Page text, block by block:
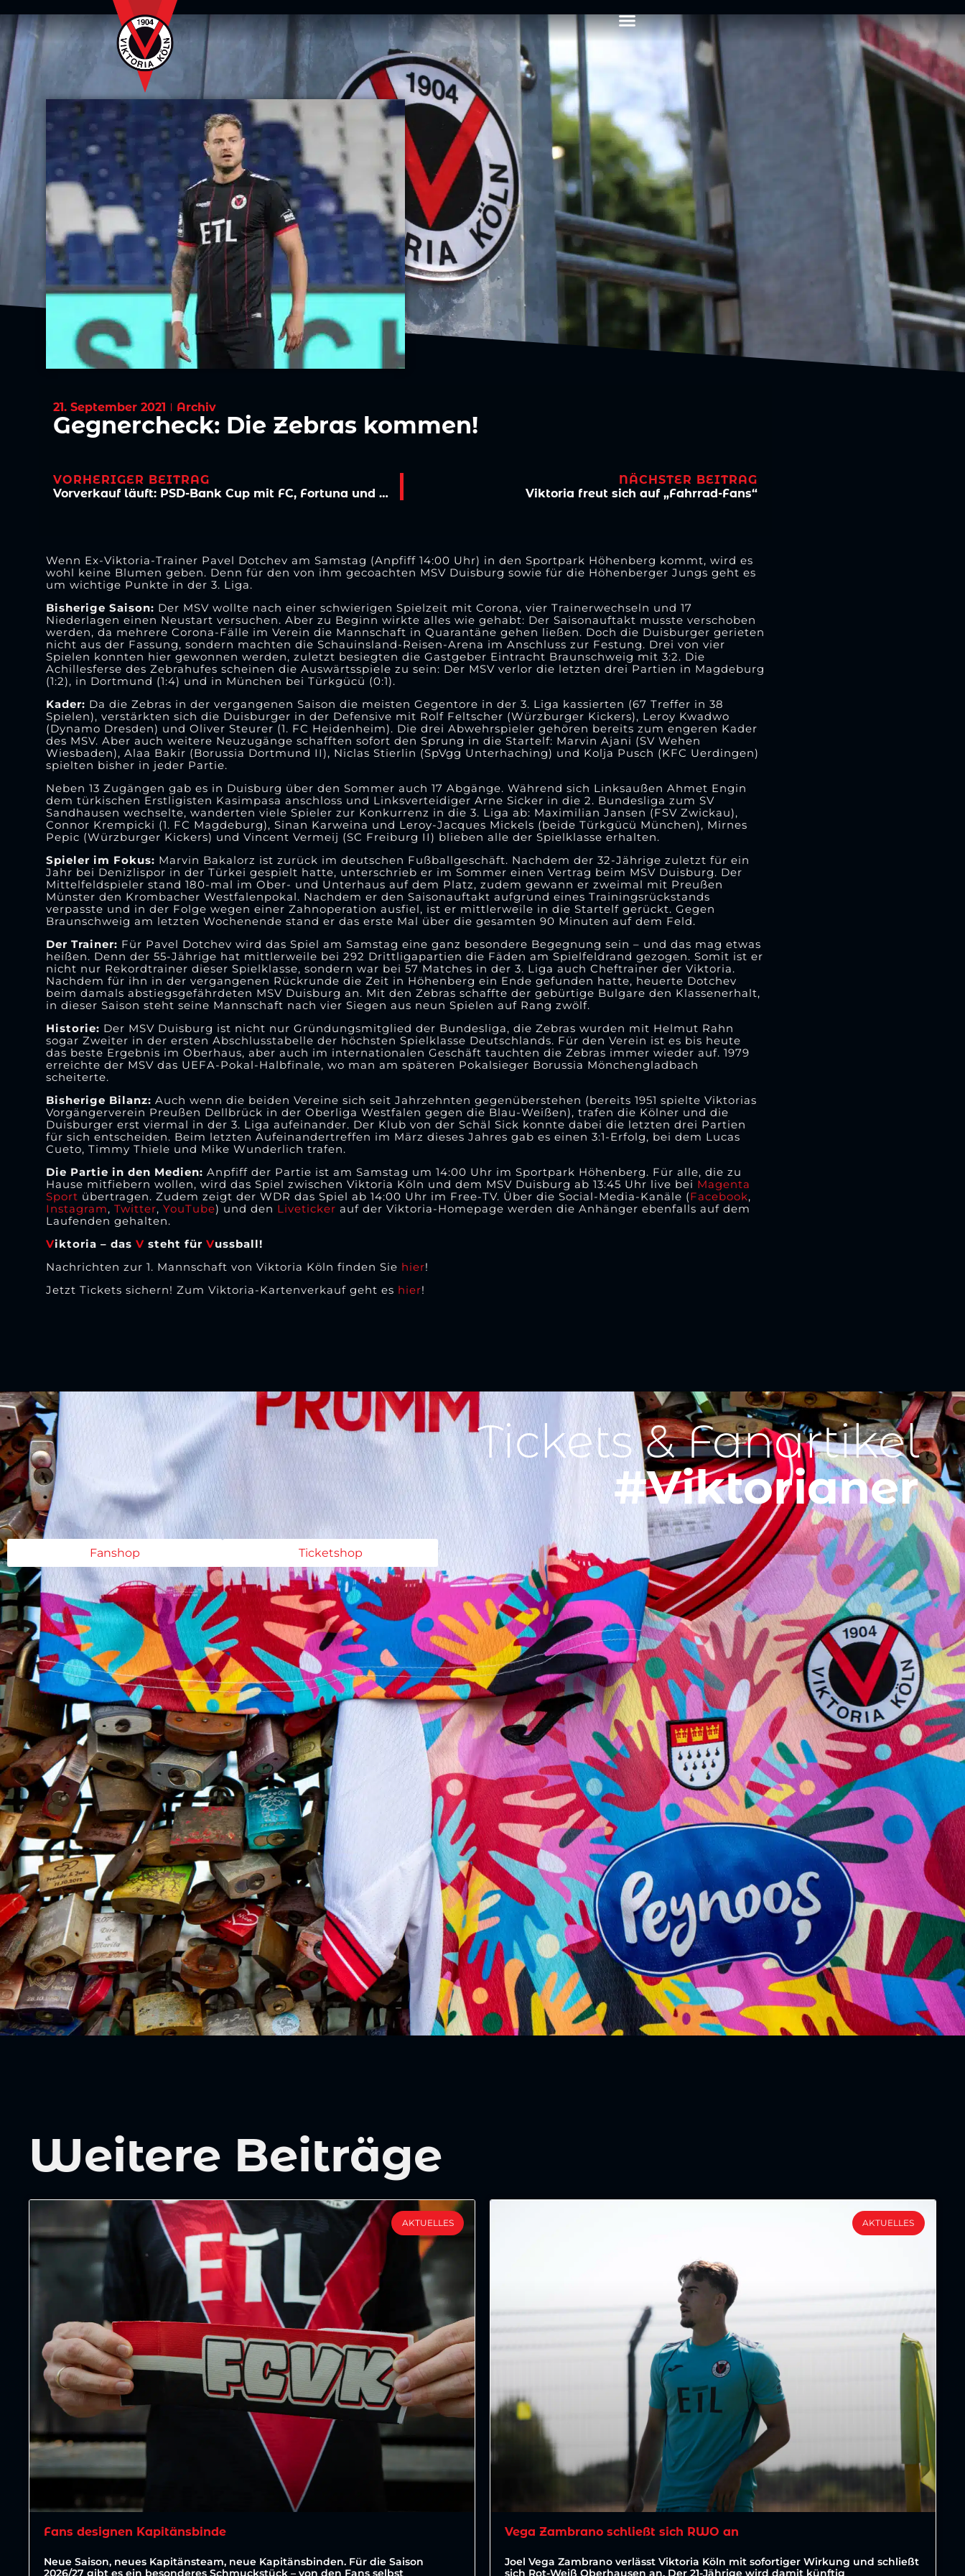
21. September 2021 Archiv
Gegnercheck: Die Zebras kommen!
VORHERIGER BEITRAG
Vorverkauf läuft: PSD-Bank Cup mit FC, Fortuna und Viktoria
NÄCHSTER BEITRAG
Viktoria freut sich auf „Fahrrad-Fans“
Wenn Ex-Viktoria-Trainer Pavel Dotchev am Samstag (Anpfiff 14:00 Uhr) in den Sportpark Höhenberg kommt, wird es
wohl keine Blumen geben. Denn für den von ihm gecoachten MSV Duisburg sowie für die Höhenberger Jungs geht es
um wichtige Punkte in der 3. Liga.
Bisherige Saison: Der MSV wollte nach einer schwierigen Spielzeit mit Corona, vier Trainerwechseln und 17
Niederlagen einen Neustart versuchen. Aber zu Beginn wirkte alles wie gehabt: Der Saisonauftakt musste verschoben
werden, da mehrere Corona-Fälle im Verein die Mannschaft in Quarantäne gehen ließen. Doch die Duisburger gerieten
nicht aus der Fassung, sondern machten die Schauinsland-Reisen-Arena im Anschluss zur Festung. Drei von vier
Spielen konnten hier gewonnen werden, zuletzt besiegten die Gastgeber Eintracht Braunschweig mit 3:2. Die
Achillesferse des Zebrahufes scheinen die Auswärtsspiele zu sein: Der MSV verlor die letzten drei Partien in Magdeburg
(1:2), in Dortmund (1:4) und in München bei Türkgücü (0:1).
Kader: Da die Zebras in der vergangenen Saison die meisten Gegentore in der 3. Liga kassierten (67 Treffer in 38
Spielen), verstärkten sich die Duisburger in der Defensive mit Rolf Feltscher (Würzburger Kickers), Leroy Kwadwo
(Dynamo Dresden) und Oliver Steurer (1. FC Heidenheim). Die drei Abwehrspieler gehören bereits zum engeren Kader
des MSV. Aber auch weitere Neuzugänge schafften sofort den Sprung in die Startelf: Marvin Ajani (SV Wehen
Wiesbaden), Alaa Bakir (Borussia Dortmund II), Niclas Stierlin (SpVgg Unterhaching) und Kolja Pusch (KFC Uerdingen)
spielten bisher in jeder Partie.
Neben 13 Zugängen gab es in Duisburg über den Sommer auch 17 Abgänge. Während sich Linksaußen Ahmet Engin
dem türkischen Erstligisten Kasimpasa anschloss und Linksverteidiger Arne Sicker in die 2. Bundesliga zum SV
Sandhausen wechselte, wanderten viele Spieler zur Konkurrenz in die 3. Liga ab: Maximilian Jansen (FSV Zwickau),
Connor Krempicki (1. FC Magdeburg), Sinan Karweina und Leroy-Jacques Mickels (beide Türkgücü München), Mirnes
Pepic (Würzburger Kickers) und Vincent Vermeij (SC Freiburg II) blieben alle der Spielklasse erhalten.
Spieler im Fokus: Marvin Bakalorz ist zurück im deutschen Fußballgeschäft. Nachdem der 32-Jährige zuletzt für ein
Jahr bei Denizlispor in der Türkei gespielt hatte, unterschrieb er im Sommer einen Vertrag beim MSV Duisburg. Der
Mittelfeldspieler stand 180-mal im Ober- und Unterhaus auf dem Platz, zudem gewann er zweimal mit Preußen
Münster den Krombacher Westfalenpokal. Nachdem er den Saisonauftakt aufgrund eines Trainingsrückstands
verpasste und in der Folge wegen einer Zahnoperation ausfiel, ist er mittlerweile in die Startelf gerückt. Gegen
Braunschweig am letzten Wochenende stand er das erste Mal über die gesamten 90 Minuten auf dem Feld.
Der Trainer: Für Pavel Dotchev wird das Spiel am Samstag eine ganz besondere Begegnung sein – und das mag etwas
heißen. Denn der 55-Jährige hat mittlerweile bei 292 Drittligapartien die Fäden am Spielfeldrand gezogen. Somit ist er
nicht nur Rekordtrainer dieser Spielklasse, sondern war bei 57 Matches in der 3. Liga auch Cheftrainer der Viktoria.
Nachdem für ihn in der vergangenen Rückrunde die Zeit in Höhenberg ein Ende gefunden hatte, heuerte Dotchev
beim damals abstiegsgefährdeten MSV Duisburg an. Mit den Zebras schaffte der gebürtige Bulgare den Klassenerhalt,
in dieser Saison steht seine Mannschaft nach vier Siegen aus neun Spielen auf Rang zwölf.
Historie: Der MSV Duisburg ist nicht nur Gründungsmitglied der Bundesliga, die Zebras wurden mit Helmut Rahn
sogar Zweiter in der ersten Abschlusstabelle der höchsten Spielklasse Deutschlands. Für den Verein ist es bis heute
das beste Ergebnis im Oberhaus, aber auch im internationalen Geschäft tauchten die Zebras immer wieder auf. 1979
erreichte der MSV das UEFA-Pokal-Halbfinale, wo man am späteren Pokalsieger Borussia Mönchengladbach
scheiterte.
Bisherige Bilanz: Auch wenn die beiden Vereine sich seit Jahrzehnten gegenüberstehen (bereits 1951 spielte Viktorias
Vorgängerverein Preußen Dellbrück in der Oberliga Westfalen gegen die Blau-Weißen), trafen die Kölner und die
Duisburger erst viermal in der 3. Liga aufeinander. Der Klub von der Schäl Sick konnte dabei die letzten drei Partien
für sich entscheiden. Beim letzten Aufeinandertreffen im März dieses Jahres gab es einen 3:1-Erfolg, bei dem Lucas
Cueto, Timmy Thiele und Mike Wunderlich trafen.
Die Partie in den Medien: Anpfiff der Partie ist am Samstag um 14:00 Uhr im Sportpark Höhenberg. Für alle, die zu
Hause mitfiebern wollen, wird das Spiel zwischen Viktoria Köln und dem MSV Duisburg ab 13:45 Uhr live bei Magenta
Sport übertragen. Zudem zeigt der WDR das Spiel ab 14:00 Uhr im Free-TV. Über die Social-Media-Kanäle (Facebook,
Instagram, Twitter, YouTube) und den Liveticker auf der Viktoria-Homepage werden die Anhänger ebenfalls auf dem
Laufenden gehalten.
Viktoria – das Vsteht für Vussball!
Nachrichten zur 1. Mannschaft von Viktoria Köln finden Sie hier!
Jetzt Tickets sichern! Zum Viktoria-Kartenverkauf geht es hier!
Tickets & Fanartikel
#Viktorianer
Fanshop Ticketshop
Weitere Beiträge
AKTUELLES
Fans designen Kapitänsbinde
Neue Saison, neues Kapitänsteam, neue Kapitänsbinden. Für die Saison
2026/27 gibt es ein besonderes Schmuckstück – von den Fans selbst
AKTUELLES
Vega Zambrano schließt sich RWO an
Joel Vega Zambrano verlässt Viktoria Köln mit sofortiger Wirkung und schließt
sich Rot-Weiß Oberhausen an. Der 21-Jährige wird damit künftig